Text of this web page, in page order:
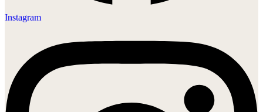
Instagram